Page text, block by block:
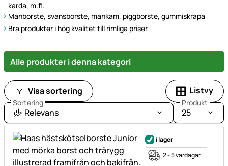
karda, m.fl.
Manborste, svansborste, mankam, piggborste, gummiskrapa
Bra produkter i hög kvalitet till rimliga priser
Alle produkter i denna kategori
Visa sortering Listvy
Sortering
Relevans
Produkt
25
i lager
2 - 5 vardagar